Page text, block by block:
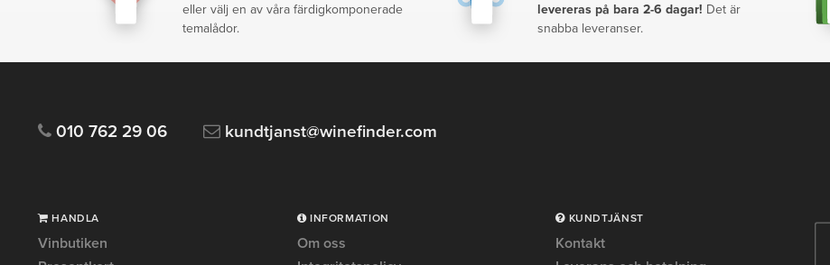
eller välj en av våra färdigkomponerade
temalådor.
levereras på bara 2-6 dagar! Det är
snabba leveranser.
010 762 29 06 kundtjanst@winefinder.com
HANDLA
Vinbutiken
INFORMATION
Om oss
KUNDTJÄNST
Kontakt